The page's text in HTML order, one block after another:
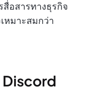
สื่อสารทางธุรกิจ
หมาะสมกว่า